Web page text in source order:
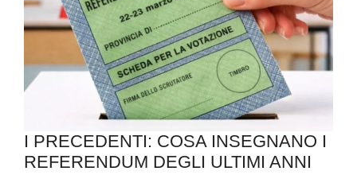
I PRECEDENTI: COSA INSEGNANO I
REFERENDUM DEGLI ULTIMI ANNI